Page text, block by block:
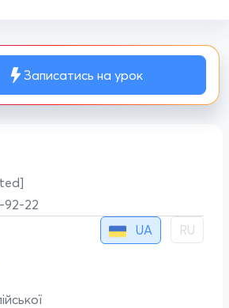
Записатись на урок
92-22
UA RU